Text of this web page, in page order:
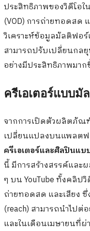
ประสิทธิภาพของวิดีโอ
(VOD) การถ่ายทอดสด
วิเคราะห์ข้อมูลมัลติฟอ
สามารถปรับเปลี่ยนกล
อย่างมีประสิทธิภาพมา
ครีเอเตอร์แบบมั
จากการเปิดตัวผลิตภัณฑ์
เปลี่ยนแปลงบนแพลต
ครีเอเตอร์และศิลปินแ
นี้ มีการสร้างสรรค์แล
ๆ บน YouTube ทั้งคลิป
ถ่ายทอดสด และเสียง ซึ่
(reach) สามารถนำไป
และในเดือนเมษายนที่ผ่